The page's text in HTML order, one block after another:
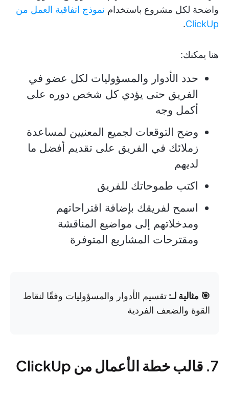
واضحة لكل مشروع باستخدام نموذج اتفاقية العمل من
ClickUp
.
هنا يمكنك:
حدد الأدوار والمسؤوليات لكل عضو في
الفريق حتى يؤدي كل شخص دوره على
أكمل وجه
وضح التوقعات لجميع المعنيين لمساعدة
زملائك في الفريق على تقديم أفضل ما
لديهم
اكتب طموحاتك للفريق
اسمح لفريقك بإضافة اقتراحاتهم
ومدخلاتهم إلى مواضيع المناقشة
ومقترحات المشاريع المتوفرة
🎯 مثالية لـ: تقسيم الأدوار والمسؤوليات وفقًا لنقاط
القوة والضعف الفردية
7. قالب خطة الأعمال من ClickUp